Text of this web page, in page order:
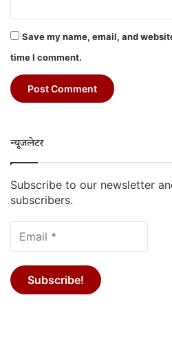
Save my name, email, and
time I comment.
न्यूजलेटर
Subscribe to our newsletter
subscribers.